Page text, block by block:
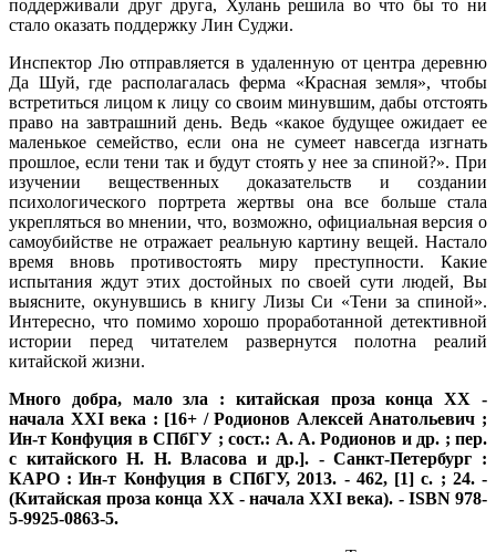
поддерживали друг друга, Хулань решила во что бы то ни
стало оказать поддержку Лин Суджи.
Инспектор Лю отправляется в удаленную от центра деревню
Да Шуй, где располагалась ферма «Красная земля», чтобы
встретиться лицом к лицу со своим минувшим, дабы отстоять
право на завтрашний день. Ведь «какое будущее ожидает ее
маленькое семейство, если она не сумеет навсегда изгнать
прошлое, если тени так и будут стоять у нее за спиной?». При
изучении вещественных доказательств и создании
психологического портрета жертвы она все больше стала
укрепляться во мнении, что, возможно, официальная версия о
самоубийстве не отражает реальную картину вещей. Настало
время вновь противостоять миру преступности. Какие
испытания ждут этих достойных по своей сути людей, Вы
выясните, окунувшись в книгу Лизы Си «Тени за спиной».
Интересно, что помимо хорошо проработанной детективной
истории перед читателем развернутся полотна реалий
китайской жизни.
Много добра, мало зла : китайская проза конца XX -
начала XXI века : [16+ / Родионов Алексей Анатольевич ;
Ин-т Конфуция в СПбГУ ; сост.: А. А. Родионов и др. ; пер.
с китайского Н. Н. Власова и др.]. - Санкт-Петербург :
КАРО : Ин-т Конфуция в СПбГУ, 2013. - 462, [1] с. ; 24. -
(Китайская проза конца XX - начала XXI века). - ISBN 978-
5-9925-0863-5.